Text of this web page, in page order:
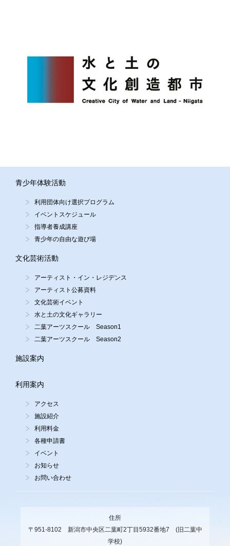
青少年体験活動
利用団体向け選択プログラム
イベントスケジュール
指導者養成講座
青少年の自由な遊び場
文化芸術活動
アーティスト・イン・レジデンス
アーティスト公募資料
文化芸術イベント
水と土の文化ギャラリー
二葉アーツスクール Season1
二葉アーツスクール Season2
施設案内
利用案内
アクセス
施設紹介
利用料金
各種申請書
イベント
お知らせ
お問い合わせ
住所
〒951-8102 新潟市中央区二葉町2丁目5932番地7 (旧二葉中
学校)